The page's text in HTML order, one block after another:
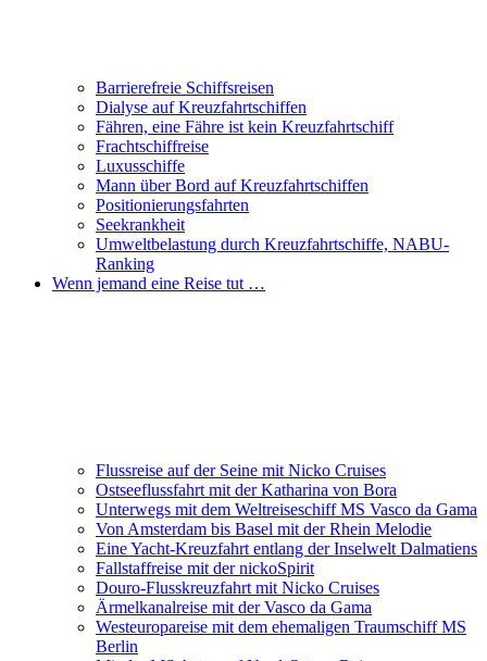
Barrierefreie Schiffsreisen
Dialyse auf Kreuzfahrtschiffen
Fähren, eine Fähre ist kein Kreuzfahrtschiff
Frachtschiffreise
Luxusschiffe
Mann über Bord auf Kreuzfahrtschiffen
Positionierungsfahrten
Seekrankheit
Umweltbelastung durch Kreuzfahrtschiffe, NABU-
Ranking
Wenn jemand eine Reise tut …
Flussreise auf der Seine mit Nicko Cruises
Ostseeflussfahrt mit der Katharina von Bora
Unterwegs mit dem Weltreiseschiff MS Vasco da Gama
Von Amsterdam bis Basel mit der Rhein Melodie
Eine Yacht-Kreuzfahrt entlang der Inselwelt Dalmatiens
Fallstaffreise mit der nickoSpirit
Douro-Flusskreuzfahrt mit Nicko Cruises
Ärmelkanalreise mit der Vasco da Gama
Westeuropareise mit dem ehemaligen Traumschiff MS
Berlin